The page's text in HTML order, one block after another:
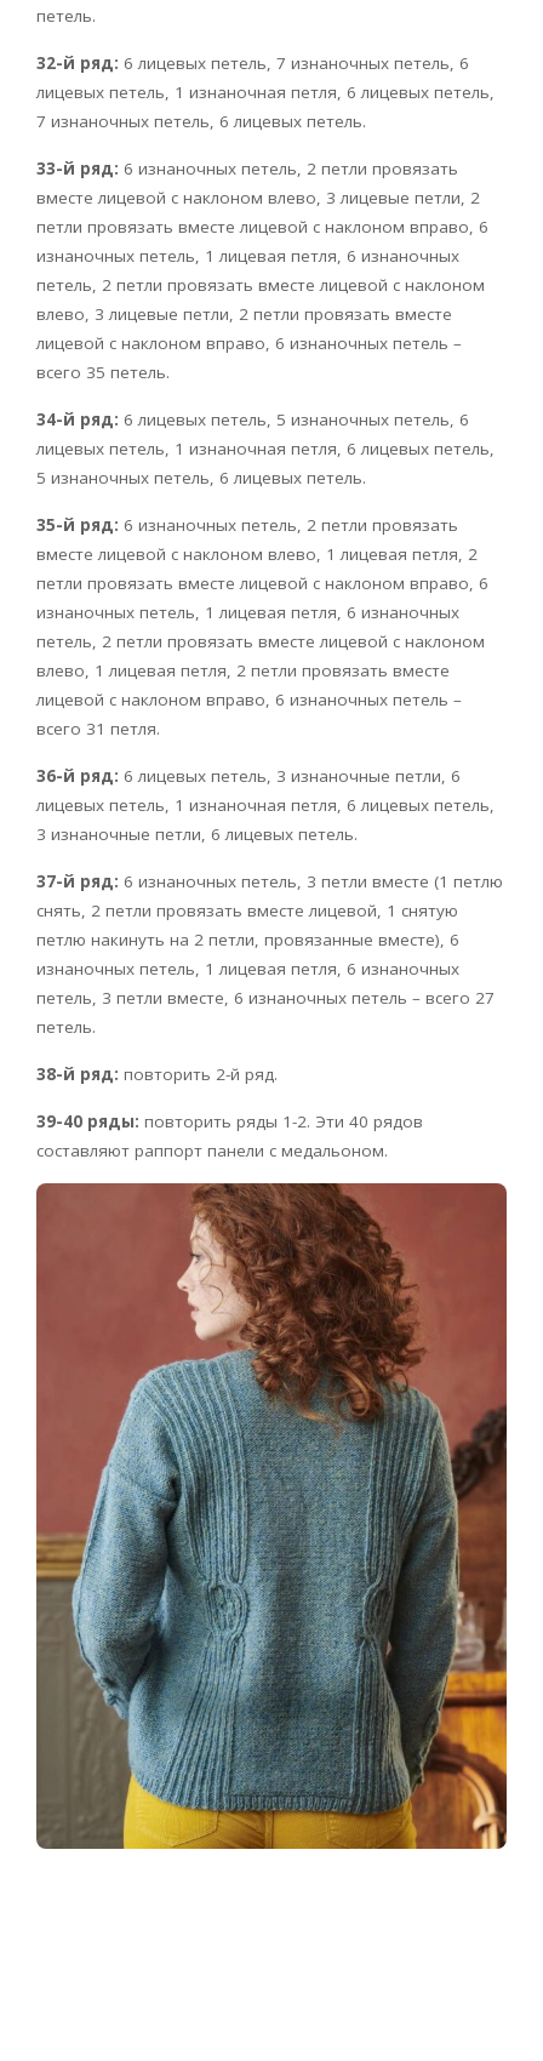
петель.
32-й ряд: 6 лицевых петель, 7 изнаночных петель, 6
лицевых петель, 1 изнаночная петля, 6 лицевых петель,
7 изнаночных петель, 6 лицевых петель.
33-й ряд: 6 изнаночных петель, 2 петли провязать
вместе лицевой с наклоном влево, 3 лицевые петли, 2
петли провязать вместе лицевой с наклоном вправо, 6
изнаночных петель, 1 лицевая петля, 6 изнаночных
петель, 2 петли провязать вместе лицевой с наклоном
влево, 3 лицевые петли, 2 петли провязать вместе
лицевой с наклоном вправо, 6 изнаночных петель –
всего 35 петель.
34-й ряд: 6 лицевых петель, 5 изнаночных петель, 6
лицевых петель, 1 изнаночная петля, 6 лицевых петель,
5 изнаночных петель, 6 лицевых петель.
35-й ряд: 6 изнаночных петель, 2 петли провязать
вместе лицевой с наклоном влево, 1 лицевая петля, 2
петли провязать вместе лицевой с наклоном вправо, 6
изнаночных петель, 1 лицевая петля, 6 изнаночных
петель, 2 петли провязать вместе лицевой с наклоном
влево, 1 лицевая петля, 2 петли провязать вместе
лицевой с наклоном вправо, 6 изнаночных петель –
всего 31 петля.
36-й ряд: 6 лицевых петель, 3 изнаночные петли, 6
лицевых петель, 1 изнаночная петля, 6 лицевых петель,
3 изнаночные петли, 6 лицевых петель.
37-й ряд: 6 изнаночных петель, 3 петли вместе (1 петлю
снять, 2 петли провязать вместе лицевой, 1 снятую
петлю накинуть на 2 петли, провязанные вместе), 6
изнаночных петель, 1 лицевая петля, 6 изнаночных
петель, 3 петли вместе, 6 изнаночных петель – всего 27
петель.
38-й ряд: повторить 2-й ряд.
39-40 ряды: повторить ряды 1-2. Эти 40 рядов
составляют раппорт панели с медальоном.